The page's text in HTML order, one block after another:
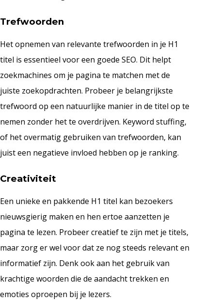
Trefwoorden
Het opnemen van relevante trefwoorden in je H1
titel is essentieel voor een goede SEO. Dit helpt
zoekmachines om je pagina te matchen met de
juiste zoekopdrachten. Probeer je belangrijkste
trefwoord op een natuurlijke manier in de titel op te
nemen zonder het te overdrijven. Keyword stuffing,
of het overmatig gebruiken van trefwoorden, kan
juist een negatieve invloed hebben op je ranking.
Creativiteit
Een unieke en pakkende H1 titel kan bezoekers
nieuwsgierig maken en hen ertoe aanzetten je
pagina te lezen. Probeer creatief te zijn met je titels,
maar zorg er wel voor dat ze nog steeds relevant en
informatief zijn. Denk ook aan het gebruik van
krachtige woorden die de aandacht trekken en
emoties oproepen bij je lezers.